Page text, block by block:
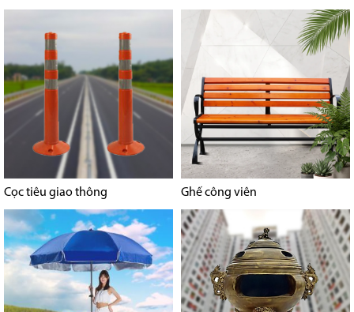
Cọc tiêu giao thông Ghế công viên